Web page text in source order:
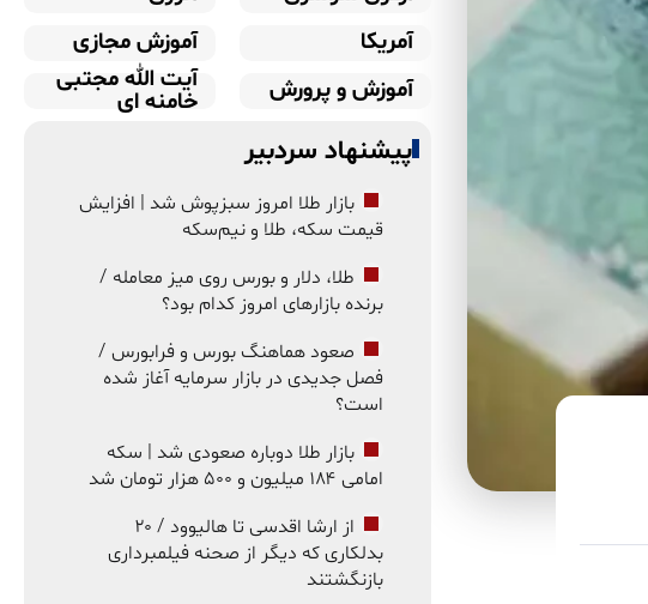
آمریکا
آموزش مجازی
آموزش و پرورش
آیت الله مجتبی
خامنه ای
پیشنهاد سردبیر
بازار طلا امروز سبزپوش شد | افزایش
قیمت سکه، طلا و نیم‌سکه
طلا، دلار و بورس روی میز معامله /
برنده بازارهای امروز کدام بود؟
صعود هماهنگ بورس و فرابورس /
فصل جدیدی در بازار سرمایه آغاز شده
است؟
بازار طلا دوباره صعودی شد | سکه
امامی ۱۸۴ میلیون و ۵۰۰ هزار تومان شد
از ارشا اقدسی تا هالیوود / ۲۰
بدلکاری که دیگر از صحنه فیلمبرداری
بازنگشتند